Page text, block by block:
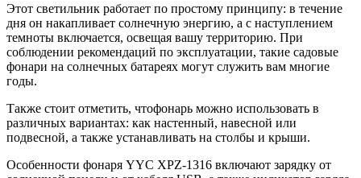
Этот светильник работает по простому принципу: в течение
дня он накапливает солнечную энергию, а с наступлением
темноты включается, освещая вашу территорию. При
соблюдении рекомендаций по эксплуатации, такие садовые
фонари на солнечных батареях могут служить вам многие
годы.
Также стоит отметить, чтофонарь можно использовать в
различных вариантах: как настенный, навесной или
подвесной, а также устанавливать на столбы и крыши.
Особенности фонаря YYC XPZ-1316 включают зарядку от